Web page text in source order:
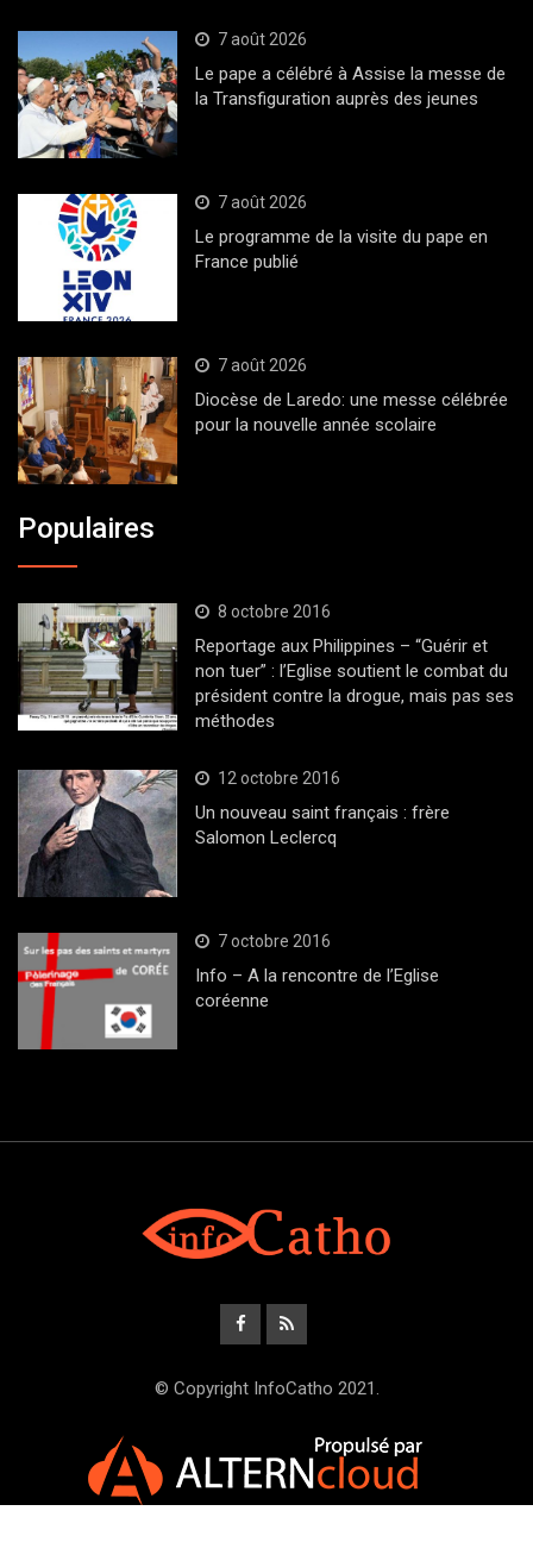
7 août 2026
Le pape a célébré à Assise la messe de
la Transfiguration auprès des jeunes
7 août 2026
Le programme de la visite du pape en
France publié
7 août 2026
Diocèse de Laredo: une messe célébrée
pour la nouvelle année scolaire
Populaires
8 octobre 2016
Reportage aux Philippines – “Guérir et
non tuer” : l’Eglise soutient le combat du
président contre la drogue, mais pas ses
méthodes
12 octobre 2016
Un nouveau saint français : frère
Salomon Leclercq
7 octobre 2016
Info – A la rencontre de l’Eglise
coréenne
© Copyright InfoCatho 2021.